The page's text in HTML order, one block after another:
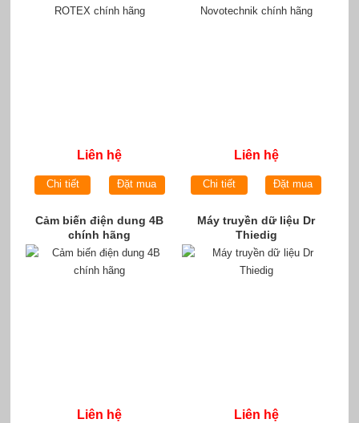
Liên hệ
Chi tiết Đặt mua
Liên hệ
Chi tiết Đặt mua
Cảm biến điện dung 4B
chính hãng
Liên hệ
Máy truyền dữ liệu Dr
Thiedig
Liên hệ